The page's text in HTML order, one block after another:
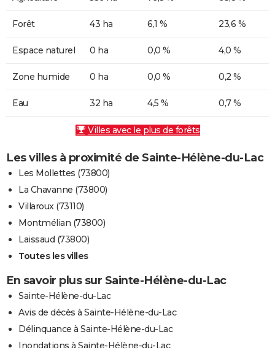
Forêt 43 ha 6,1 % 23,6 %
Espace naturel 0 ha 0,0 % 4,0 %
Zone humide 0 ha 0,0 % 0,2 %
Eau 32 ha 4,5 % 0,7 %
Villes avec le plus de forêts
Les villes à proximité de Sainte-Hélène-du-Lac
Les Mollettes (73800)
La Chavanne (73800)
Villaroux (73110)
Montmélian (73800)
Laissaud (73800)
Toutes les villes
En savoir plus sur Sainte-Hélène-du-Lac
Sainte-Hélène-du-Lac
Avis de décès à Sainte-Hélène-du-Lac
Délinquance à Sainte-Hélène-du-Lac
Inondations à Sainte-Hélène-du-Lac